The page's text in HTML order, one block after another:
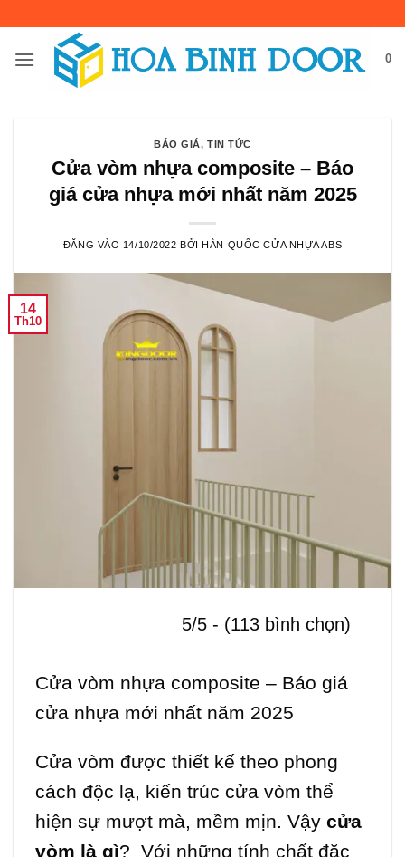
nội
0
BÁO GIÁ,TIN TỨC
Cửa vòm nhựa composite – Báo
giá cửa nhựa mới nhất năm 2025
ĐĂNG VÀO 14/10/2022 BỞIHÀN QUỐC CỬA NHỰA ABS
14
Th10
5/5 - (113 bình chọn)
Cửa vòm nhựa composite – Báo giá
cửa nhựa mới nhất năm 2025
Cửa vòm được thiết kế theo phong
cách độc lạ, kiến trúc cửa vòm thể
hiện sự mượt mà, mềm mịn. Vậy cửa
vòm là gì? Với những tính chất đặc